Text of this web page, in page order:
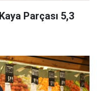
Parçası 5,3